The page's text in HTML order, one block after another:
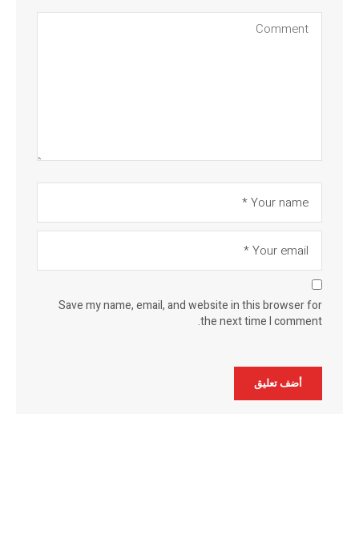
Save my name, email, and website in this browser for
the next time I comment.